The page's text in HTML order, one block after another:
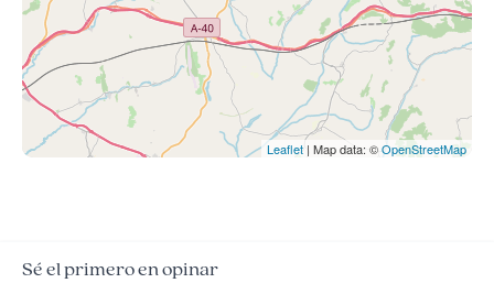
Leaflet | Map data: ©OpenStreetMap
Sé el primero en opinar